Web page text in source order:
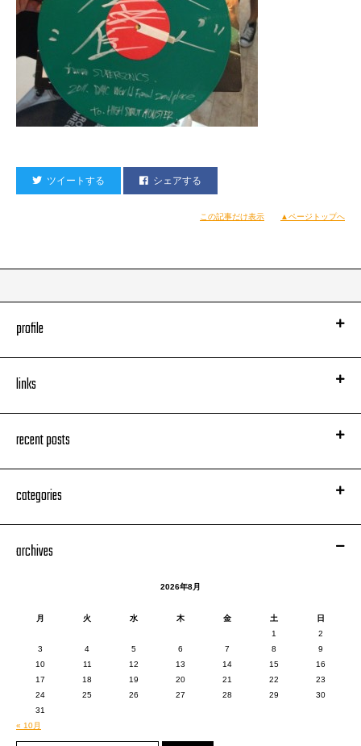
ツイートする シェアする
この記事だけ表示 ▲ページトップへ
profile
links
recent posts
categories
archives
2026年8月
月 火 水 木 金 土
日
1
2
3
4 5 6 7 8
9
10
11 12 13 14 15
16
17
18 19 20 21 22
23
24
25 26 27 28 29
30
31
« 10月